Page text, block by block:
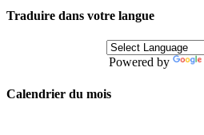
Traduire dans votre langue
Powered by
Calendrier du mois